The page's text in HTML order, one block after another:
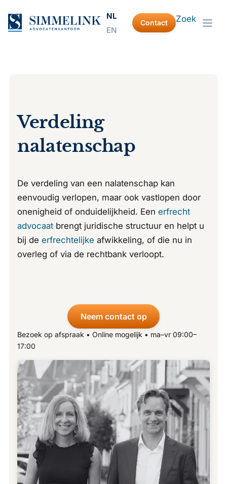
naar
de
Zoek
Contact
NL
EN
Verdeling
nalatenschap
De verdeling van een nalatenschap kan
eenvoudig verlopen, maar ook vastlopen door
onenigheid of onduidelijkheid. Een erfrecht
advocaatbrengt juridische structuur en helpt u
bij de erfrechtelijke afwikkeling, of die nu in
overleg of via de rechtbank verloopt.
Neem contact op
Bezoek op afspraak • Online mogelijk • ma–vr 09:00–
17:00